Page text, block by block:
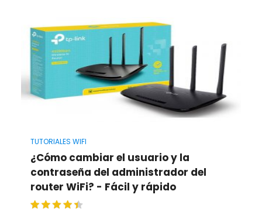
TUTORIALES WIFI
¿Cómo cambiar el usuario y la
contraseña del administrador del
router WiFi? - Fácil y rápido